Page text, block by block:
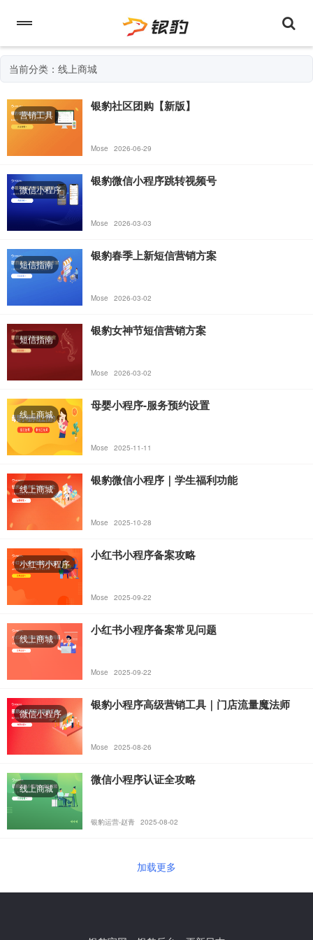
当前分类：线上商城
营销工具
银豹社区团购【新版】
Mose 2026-06-29
微信小程序
银豹微信小程序跳转视频号
Mose 2026-03-03
短信指南
银豹春季上新短信营销方案
Mose 2026-03-02
短信指南
银豹女神节短信营销方案
Mose 2026-03-02
线上商城
母婴小程序-服务预约设置
Mose 2025-11-11
线上商城
银豹微信小程序｜学生福利功能
Mose 2025-10-28
小红书小程序
小红书小程序备案攻略
Mose 2025-09-22
线上商城
小红书小程序备案常见问题
Mose 2025-09-22
微信小程序
银豹小程序高级营销工具｜门店流量魔法师
Mose 2025-08-26
线上商城
微信小程序认证全攻略
银豹运营-赵青 2025-08-02
加载更多